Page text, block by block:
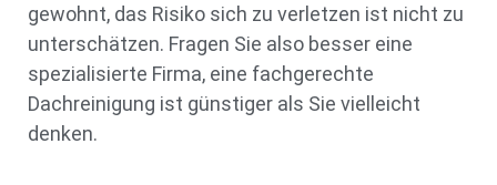
gewohnt, das Risiko sich zu verletzen ist nicht zu
unterschätzen. Fragen Sie also besser eine
spezialisierte Firma, eine fachgerechte
Dachreinigung ist günstiger als Sie vielleicht
denken.